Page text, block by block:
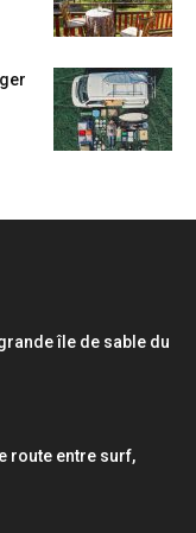
île de sable du
route entre surf,